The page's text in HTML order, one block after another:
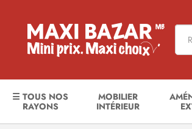
☰ TOUS NOS
RAYONS
MOBILIER
INTÉRIEUR